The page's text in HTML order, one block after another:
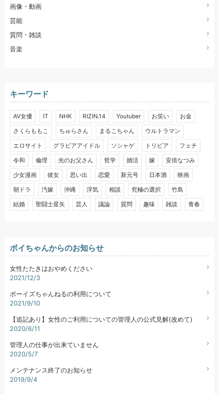
画像・動画
芸能
質問・雑談
音楽
キーワード
AV女優 IT NHK RIZIN.14 Youtuber お笑い
お金
さくらももこ
ちゅらさん まるこちゃん
ウルトラマン
エロサイト
グラビアアイドル ソシャゲ トリビア
フェチ
令和
倫理 光のお父さん 哲学 婚活 嫁
安倍なつみ
少女漫画
彼女 思い出 恋愛 新元号 日本酒
映画
朝ドラ
汚嫁 沖縄 浮気 相談 究極の選択
竹島
結婚
聖闘士星矢 芸人 議論 質問 趣味 雑談 青春
ボイちゃんからのお知らせ
女性たたきはおやめください
2021/12/3
ボーイズちゃんねるの利用について
2021/9/10
【追記あり】女性のご利用についての管理人の公式見解(改めて)
2020/6/11
管理人の仕事が出来ていません
2020/5/7
メンテナンス終了のお知らせ
2019/9/4